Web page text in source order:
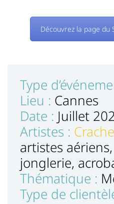
Découvrez la page du
Type
Lieu : Cannes
Date : Juillet
Artistes :
artistes
jonglerie,
Thématique :
Type de